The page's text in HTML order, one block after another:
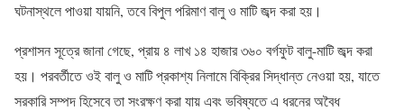
ঘটনাস্থলে পাওয়া যায়নি, তবে বিপুল পরিমাণ বালু ও মাটি জব্দ করা হয়।
প্রশাসন সূত্রে জানা গেছে, প্রায় ৪ লাখ ১৪ হাজার ৩৬০ বর্গফুট বালু-মাটি জব্দ করা
হয়। পরবর্তীতে ওই বালু ও মাটি প্রকাশ্য নিলামে বিক্রির সিদ্ধান্ত নেওয়া হয়, যাতে
সরকারি সম্পদ হিসেবে তা সংরক্ষণ করা যায় এবং ভবিষ্যতে এ ধরনের অবৈধ